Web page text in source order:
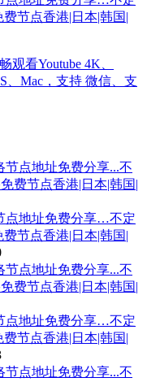
节点香港|日本|韩国|
点地址免费分享…不定
节点香港|日本|韩国|
点地址免费分享…不定
节点香港|日本|韩国|